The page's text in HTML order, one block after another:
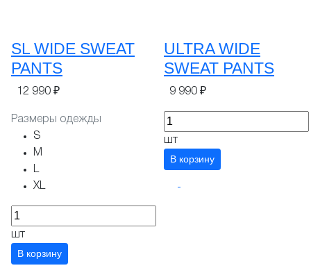
SL WIDE SWEAT
PANTS
12 990 ₽
Размеры одежды
S
M
L
XL
шт
В корзину
ULTRA WIDE
SWEAT PANTS
9 990 ₽
шт
В корзину